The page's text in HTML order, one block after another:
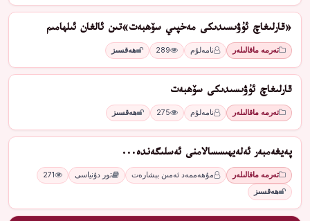
«قارلىغاچ ئۇۋىسىدىكى مەخپىي سۆھبەت»تىن ئالغان ئىلھامىم
تەرمە ماقالىلەر نامەلۇم 289 ھەقسىز
قارلىغاچ ئۇۋىسىدىكى سۆھبەت
تەرمە ماقالىلەر نامەلۇم 275 ھەقسىز
پەيغەمبەر ئەلەيھىسسالامنى ئەسلىگەندە...
تەرمە ماقالىلەر مۇھەممەد ئەمىن بېشارەت تور دۇنياسى
271
ھەقسىز